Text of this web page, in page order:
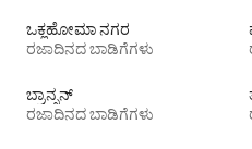
ಒಕ್ಲಹೋಮಾ ನಗರ
ರಜಾದಿನದ ಬಾಡಿಗೆಗಳು
ಬ್ರಾನ್ಸನ್
ರಜಾದಿನದ ಬಾಡಿಗೆಗಳು